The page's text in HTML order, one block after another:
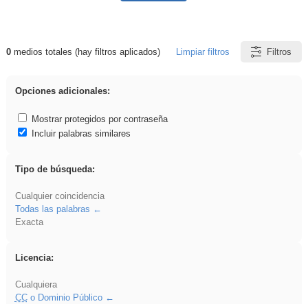
Resultados de: iessanisidro
0medios totales (hay filtros aplicados) Limpiar filtros Filtros
Opciones adicionales:
Mostrar protegidos por contraseña
Incluir palabras similares
Tipo de búsqueda:
Cualquier coincidencia
Todas las palabras
Exacta
Licencia:
Cualquiera
CCo Dominio Público